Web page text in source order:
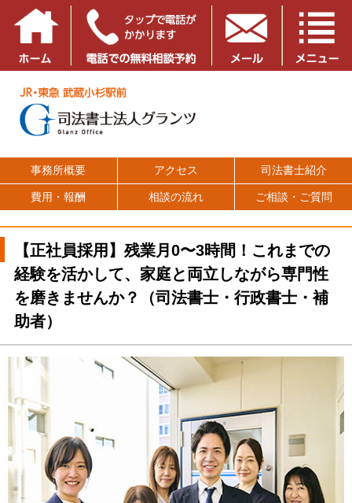
事務所概要 アクセス 司法書士紹介
費用・報酬 相談の流れ ご相談・ご質問
【正社員採用】残業月0〜3時間！これまでの
経験を活かして、家庭と両立しながら専門性
を磨きませんか？（司法書士・行政書士・補
助者）